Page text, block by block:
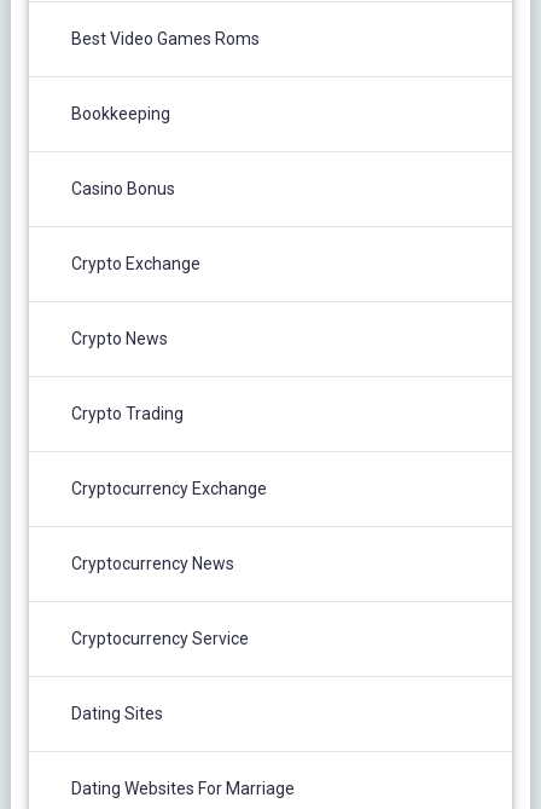
Best Video Games Roms
Bookkeeping
Casino Bonus
Crypto Exchange
Crypto News
Crypto Trading
Cryptocurrency Exchange
Cryptocurrency News
Cryptocurrency Service
Dating Sites
Dating Websites For Marriage